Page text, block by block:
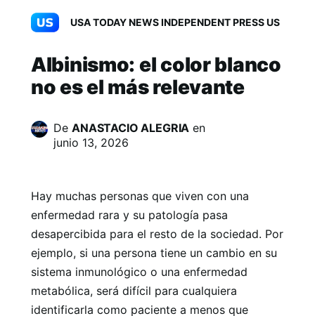
USA TODAY NEWS INDEPENDENT PRESS US
Albinismo: el color blanco
no es el más relevante
De ANASTACIO ALEGRIA en
junio 13, 2026
Hay muchas personas que viven con una
enfermedad rara y su patología pasa
desapercibida para el resto de la sociedad. Por
ejemplo, si una persona tiene un cambio en su
sistema inmunológico o una enfermedad
metabólica, será difícil para cualquiera
identificarla como paciente a menos que